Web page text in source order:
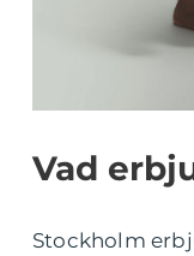
Vad
Stockholm